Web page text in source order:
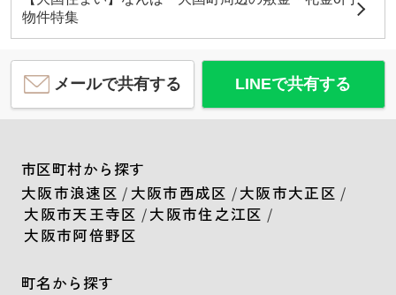
物件特集
メールで共有する LINEで共有する
市区町村から探す
大阪市浪速区 / 大阪市西成区 /大阪市大正区 /
大阪市天王寺区 /大阪市住之江区 /
大阪市阿倍野区
町名から探す